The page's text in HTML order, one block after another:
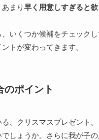
まり早く用意しすぎると
いくつか候補をチェック
トが変わってきます。
のポイント
、クリスマスプレゼント
しょうか。さらに我が子